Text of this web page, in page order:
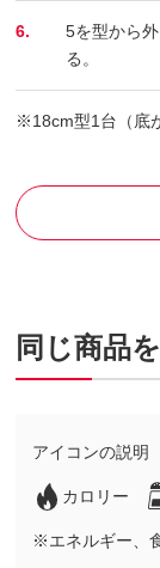
6.
5を型から
る。
※18cm型1台（底
同じ商品
アイコンの説明
カロリー
※エネルギー、